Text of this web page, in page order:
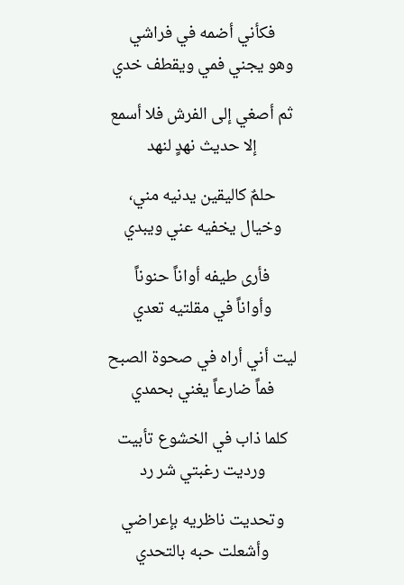
فكأني أضمه في فراشي
وهو يجني فمي ويقطف خدي
ثم أصغي إلى الفرش فلا أسمع
إلا حديث نهدٍ لنهد
حلمٌ كاليقين يدنيه مني،
وخيال يخفيه عني ويبدي
فأرى طيفه أواناً حنوناً
وأواناً في مقلتيه تعدي
ليت أني أراه في صحوة الصبح
فماً ضارعاً يغني بحمدي
كلما ذاب في الخشوع تأبيت
ورديت رغبتي شر رد
وتحديت ناظريه بإعراضي
وأشعلت حبه بالتحدي